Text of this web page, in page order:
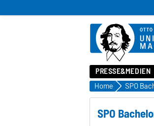
PRESSE&MEDIEN
Home SPO
SPO